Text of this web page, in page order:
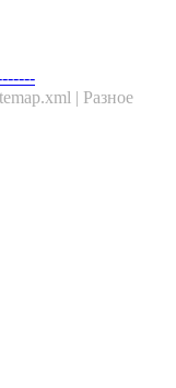
| Разное